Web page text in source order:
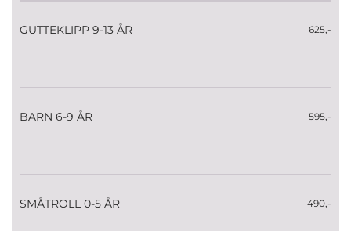
GUTTEKLIPP 9-13 ÅR 625,-
BARN 6-9 ÅR 595,-
SMÅTROLL 0-5 ÅR 490,-